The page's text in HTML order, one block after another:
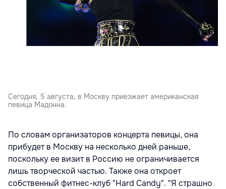
Сегодня, 5 августа, в Москву приезжает американская
певица Мадонна.
По словам организаторов концерта певицы, она
прибудет в Москву на несколько дней раньше,
поскольку ее визит в Россию не ограничивается
лишь творческой частью. Также она откроет
собственный фитнес-клуб "Hard Candy". "Я страшно